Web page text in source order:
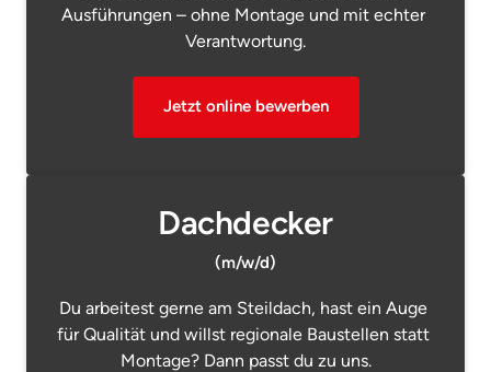
Ausführungen – ohne Montage und mit echter
Verantwortung.
Jetzt online bewerben
Dachdecker
(m/w/d)
Du arbeitest gerne am Steildach, hast ein Auge
für Qualität und willst regionale Baustellen statt
Montage? Dann passt du zu uns.